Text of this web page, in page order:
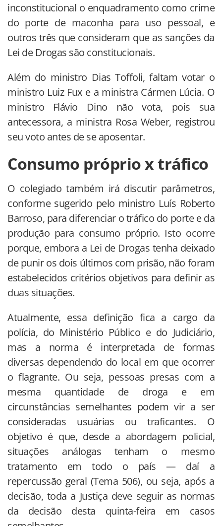
inconstitucional o enquadramento como crime
do porte de maconha para uso pessoal, e
outros três que consideram que as sanções da
Lei de Drogas são constitucionais.
Além do ministro Dias Toffoli, faltam votar o
ministro Luiz Fux e a ministra Cármen Lúcia. O
ministro Flávio Dino não vota, pois sua
antecessora, a ministra Rosa Weber, registrou
seu voto antes de se aposentar.
Consumo próprio x tráfico
O colegiado também irá discutir parâmetros,
conforme sugerido pelo ministro Luís Roberto
Barroso, para diferenciar o tráfico do porte e da
produção para consumo próprio. Isto ocorre
porque, embora a Lei de Drogas tenha deixado
de punir os dois últimos com prisão, não foram
estabelecidos critérios objetivos para definir as
duas situações.
Atualmente, essa definição fica a cargo da
polícia, do Ministério Público e do Judiciário,
mas a norma é interpretada de formas
diversas dependendo do local em que ocorrer
o flagrante. Ou seja, pessoas presas com a
mesma quantidade de droga e em
circunstâncias semelhantes podem vir a ser
consideradas usuárias ou traficantes. O
objetivo é que, desde a abordagem policial,
situações análogas tenham o mesmo
tratamento em todo o país — daí a
repercussão geral (Tema 506), ou seja, após a
decisão, toda a Justiça deve seguir as normas
da decisão desta quinta-feira em casos